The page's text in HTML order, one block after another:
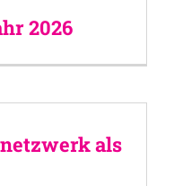
2026
als